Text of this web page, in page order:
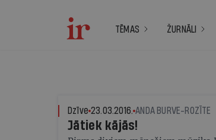
TĒMAS ŽURNĀLI
Dzīve 23.03.2016. ANDA BURVE-ROZĪTE
Jātiek kājās!